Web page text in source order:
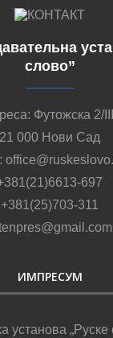
слово”
Футожска 2/
21 000 Нови Сад
697
+381(25)703-311
ИМПРЕСУМ
установа „Руске